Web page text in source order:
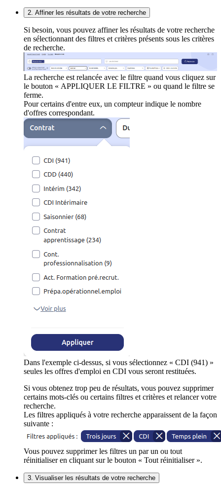
2. Affiner les résultats de votre recherche
Si besoin, vous pouvez affiner les résultats de votre recherche
en sélectionnant des filtres et critères présents sous les critères
de recherche.
La recherche est relancée avec le filtre quand vous cliquez sur
le bouton « APPLIQUER LE FILTRE » ou quand le filtre se
ferme.
Pour certains d'entre eux, un compteur indique le nombre
d'offres correspondant.
Dans l'exemple ci-dessus, si vous sélectionnez « CDI (941) »
seules les offres d'emploi en CDI vous seront restituées.
Si vous obtenez trop peu de résultats, vous pouvez supprimer
certains mots-clés ou certains filtres et critères et relancer votre
recherche.
Les filtres appliqués à votre recherche apparaissent de la façon
suivante :
Vous pouvez supprimer les filtres un par un ou tout
réinitialiser en cliquant sur le bouton « Tout réinitialiser ».
3. Visualiser les résultats de votre recherche